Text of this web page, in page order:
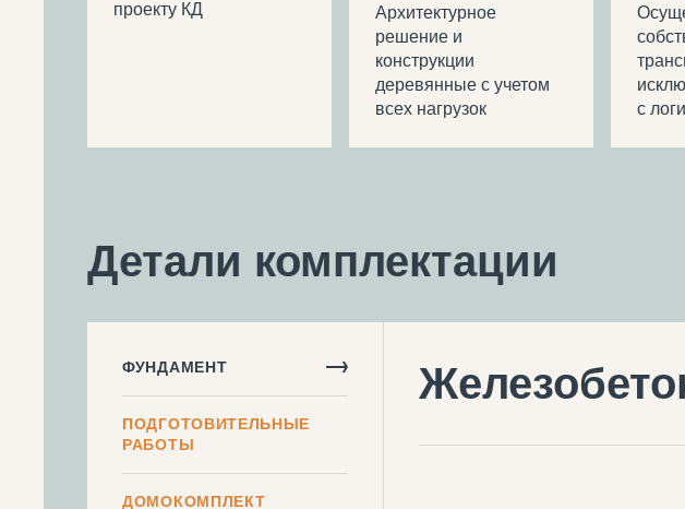
проекту КД
Архитектурное
решение и
конструкции
деревянные с учетом
всех нагрузок
с
Детали комплектации
ФУНДАМЕНТ
ПОДГОТОВИТЕЛЬНЫЕ
РАБОТЫ
ДОМОКОМПЛЕКТ